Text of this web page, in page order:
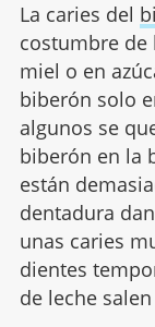
La caries del
costumbre de
miel o en
biberón solo
algunos se
biberón en la
están
dentadura
unas caries
dientes
de leche